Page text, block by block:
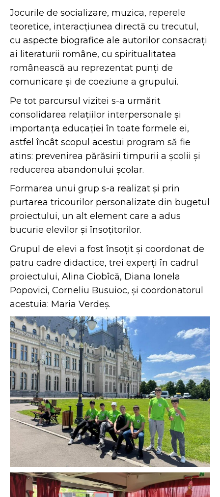
Jocurile de socializare, muzica, reperele
teoretice, interacțiunea directă cu trecutul,
cu aspecte biografice ale autorilor consacrați
ai literaturii române, cu spiritualitatea
românească au reprezentat punți de
comunicare și de coeziune a grupului.
Pe tot parcursul vizitei s-a urmărit
consolidarea relațiilor interpersonale și
importanța educației în toate formele ei,
astfel încât scopul acestui program să fie
atins: prevenirea părăsirii timpurii a școlii și
reducerea abandonului școlar.
Formarea unui grup s-a realizat și prin
purtarea tricourilor personalizate din bugetul
proiectului, un alt element care a adus
bucurie elevilor și însoțitorilor.
Grupul de elevi a fost însoțit și coordonat de
patru cadre didactice, trei experți în cadrul
proiectului, Alina Ciobîcă, Diana Ionela
Popovici, Corneliu Busuioc, și coordonatorul
acestuia: Maria Verdeș.